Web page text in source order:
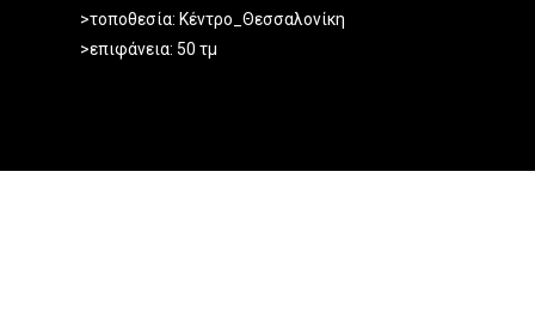
>τοποθεσία:Κέντρο _Θεσσαλονίκη
>επιφάνεια: 50 τμ